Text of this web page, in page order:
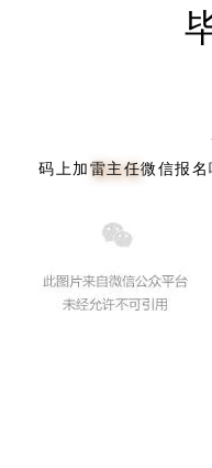
码上加雷主任微信报名